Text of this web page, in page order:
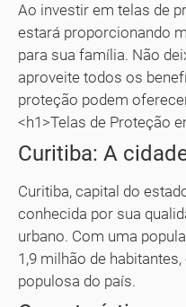
Ao investir em telas de
estará proporcionando
para sua família. Não
aproveite todos os
proteção podem
<h1>Telas de Proteção
Curitiba: A
Curitiba, capital do
conhecida por sua
urbano. Com uma
1,9 milhão de
populosa do país.